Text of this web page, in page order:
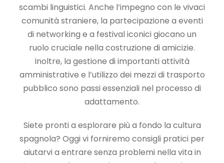
scambi linguistici. Anche l’impegno con le vivaci
comunità straniere, la partecipazione a eventi
di networking e a festival iconici giocano un
ruolo cruciale nella costruzione di amicizie.
Inoltre, la gestione di importanti attività
amministrative e l’utilizzo dei mezzi di trasporto
pubblico sono passi essenziali nel processo di
adattamento.
Siete pronti a esplorare più a fondo la cultura
spagnola? Oggi vi forniremo consigli pratici per
aiutarvi a entrare senza problemi nella vita in